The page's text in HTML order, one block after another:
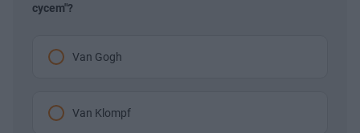
cycem"?
Van Gogh
Van Klompf